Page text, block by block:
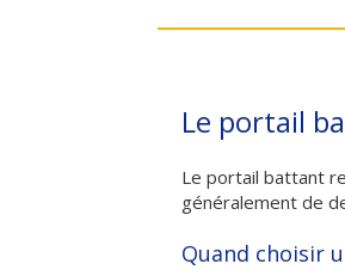
Le portail
Le portail battant
généralement de
Quand choisir